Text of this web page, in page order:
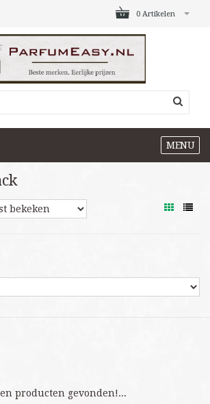
0 Artikelen
MENU
producten gevonden!...